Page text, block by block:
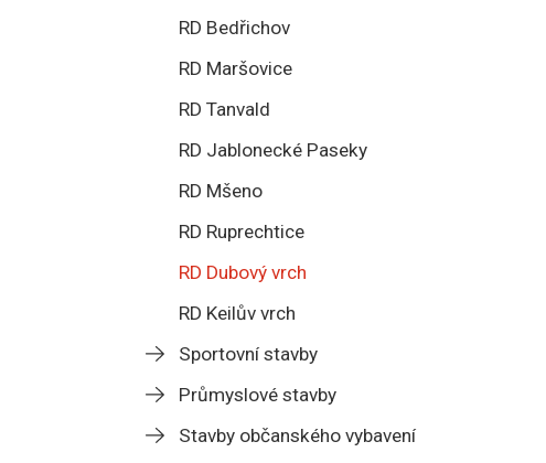
RD Bedřichov
RD Maršovice
RD Tanvald
RD Jablonecké Paseky
RD Mšeno
RD Ruprechtice
RD Dubový vrch
RD Keilův vrch
Sportovní stavby
Průmyslové stavby
Stavby občanského vybavení